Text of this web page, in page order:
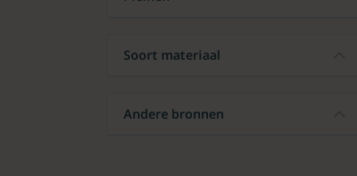
Soort materiaal
Andere bronnen